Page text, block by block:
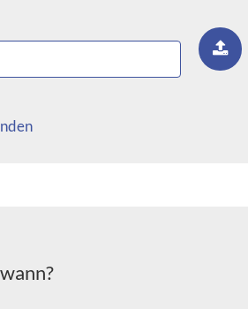
Lösung für die Lagerung schwerer
Unternehmen, die eine sichere und